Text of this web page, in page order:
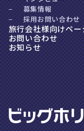
募集情報
採用お問い合わせ
旅行会社様向けペー
お問い合わせ
お知らせ